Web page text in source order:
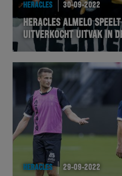
EXCHER
VOLHER
HERTEL
Natuurgras
Wedstrijd
Heracles
HERACLES 30-09-2022
HERACLES ALMELO
UITVERKOCHT UITVAK IN
HERACLES 29-09-2022